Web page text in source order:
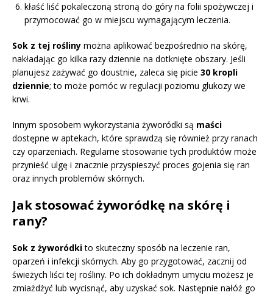
kłaść liść pokaleczoną stroną do góry na folii spożywczej i
przymocować go w miejscu wymagającym leczenia.
Sok z tej rośliny można aplikować bezpośrednio na skórę,
nakładając go kilka razy dziennie na dotknięte obszary. Jeśli
planujesz zażywać go doustnie, zaleca się picie 30 kropli
dziennie; to może pomóc w regulacji poziomu glukozy we
krwi.
Innym sposobem wykorzystania żyworódki są maści
dostępne w aptekach, które sprawdzą się również przy ranach
czy oparzeniach. Regularne stosowanie tych produktów może
przynieść ulgę i znacznie przyspieszyć proces gojenia się ran
oraz innych problemów skórnych.
Jak stosować żyworódkę na skórę i
rany?
Sok z żyworódkito skuteczny sposób na leczenie ran,
oparzeń i infekcji skórnych. Aby go przygotować, zacznij od
świeżych liści tej rośliny. Po ich dokładnym umyciu możesz je
zmiażdżyć lub wycisnąć, aby uzyskać sok. Następnie nałóż go